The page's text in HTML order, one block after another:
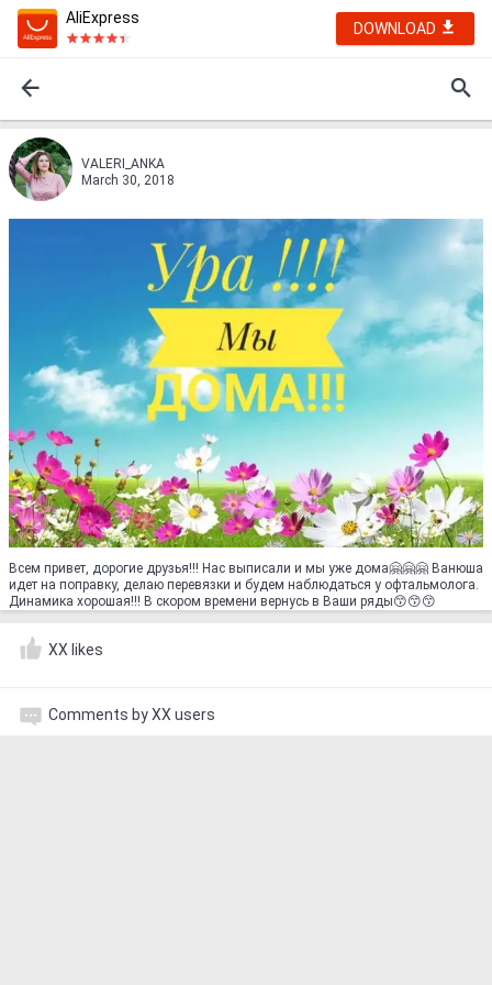
AliExpress
DOWNLOAD
VALERI_ANKA
March 30, 2018
Всем привет, дорогие друзья!!! Нас выписали и мы уже дома🤗🤗🤗 Ванюша
идет на поправку, делаю перевязки и будем наблюдаться у офтальмолога.
Динамика хорошая!!! В скором времени вернусь в Ваши ряды😙😙😙
XX likes
Comments by XX users